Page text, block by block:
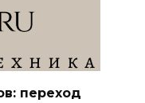
переход